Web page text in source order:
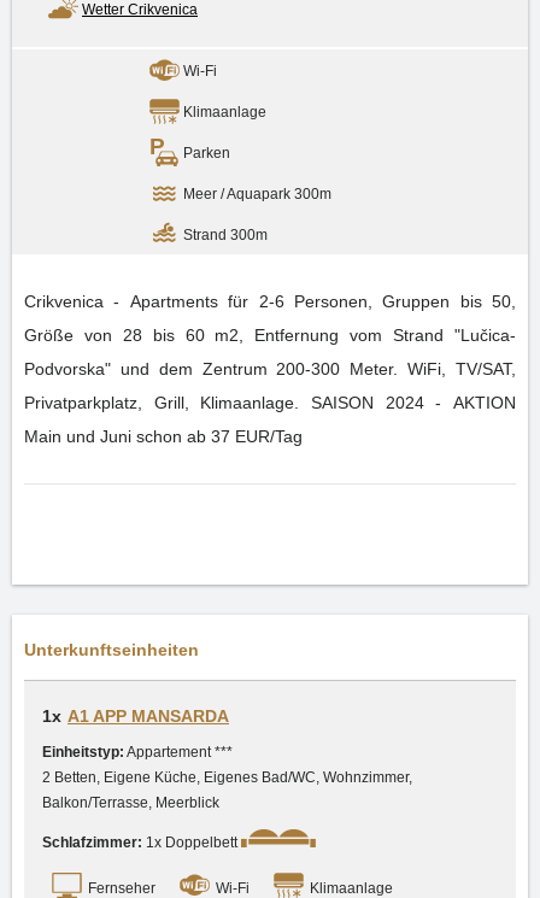
Wetter Crikvenica
Wi-Fi
Klimaanlage
Parken
Meer / Aquapark 300m
Strand 300m
Crikvenica - Apartments für 2-6 Personen, Gruppen bis 50,
Größe von 28 bis 60 m2, Entfernung vom Strand "Lučica-
Podvorska" und dem Zentrum 200-300 Meter. WiFi, TV/SAT,
Privatparkplatz, Grill, Klimaanlage. SAISON 2024 - AKTION
Main und Juni schon ab 37 EUR/Tag
Unterkunftseinheiten
1x A1 APP MANSARDA
Einheitstyp: Appartement ***
2 Betten, Eigene Küche, Eigenes Bad/WC, Wohnzimmer,
Balkon/Terrasse, Meerblick
Schlafzimmer: 1x Doppelbett
Fernseher Wi-Fi Klimaanlage